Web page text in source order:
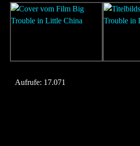
Aufrufe: 17.071